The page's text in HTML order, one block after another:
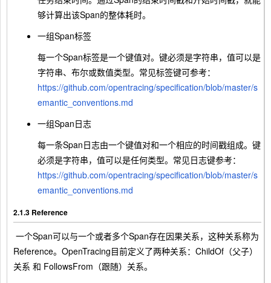
够计算出该Span的整体耗时。
一组Span标签
每一个Span标签是一个键值对。键必须是字符串，值可以是
字符串、布尔或数值类型。常见标签键可参考：
https://github.com/opentracing/specification/blob/master/s
emantic_conventions.md
一组Span日志
每一条Span日志由一个键值对和一个相应的时间戳组成。键
必须是字符串，值可以是任何类型。常见日志键参考：
https://github.com/opentracing/specification/blob/master/s
emantic_conventions.md
2.1.3 Reference
​ 一个Span可以与一个或者多个Span存在因果关系，这种关系称为
Reference。OpenTracing目前定义了两种关系：ChildOf（父子）
关系 和 FollowsFrom（跟随）关系。